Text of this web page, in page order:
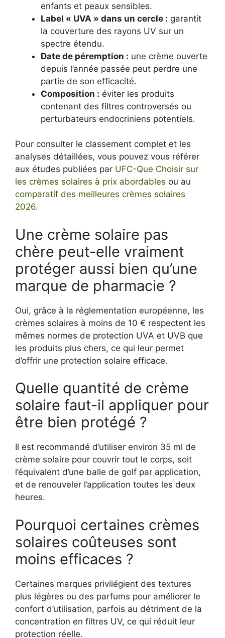
enfants et peaux sensibles.
Label « UVA » dans un cercle : garantit
la couverture des rayons UV sur un
spectre étendu.
Date de péremption : une crème ouverte
depuis l’année passée peut perdre une
partie de son efficacité.
Composition : éviter les produits
contenant des filtres controversés ou
perturbateurs endocriniens potentiels.
Pour consulter le classement complet et les
analyses détaillées, vous pouvez vous référer
aux études publiées par UFC-Que Choisir sur
les crèmes solaires à prix abordables ou au
comparatif des meilleures crèmes solaires
2026.
Une crème solaire pas
chère peut-elle vraiment
protéger aussi bien qu’une
marque de pharmacie ?
Oui, grâce à la réglementation européenne, les
crèmes solaires à moins de 10 € respectent les
mêmes normes de protection UVA et UVB que
les produits plus chers, ce qui leur permet
d’offrir une protection solaire efficace.
Quelle quantité de crème
solaire faut-il appliquer pour
être bien protégé ?
Il est recommandé d’utiliser environ 35 ml de
crème solaire pour couvrir tout le corps, soit
l’équivalent d’une balle de golf par application,
et de renouveler l’application toutes les deux
heures.
Pourquoi certaines crèmes
solaires coûteuses sont
moins efficaces ?
Certaines marques privilégient des textures
plus légères ou des parfums pour améliorer le
confort d’utilisation, parfois au détriment de la
concentration en filtres UV, ce qui réduit leur
protection réelle.